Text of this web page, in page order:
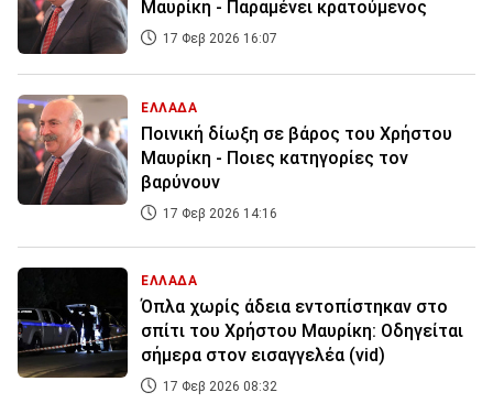
Μαυρίκη - Παραμένει κρατούμενος
17 Φεβ 2026 16:07
ΕΛΛΑΔΑ
Ποινική δίωξη σε βάρος του Χρήστου
Μαυρίκη - Ποιες κατηγορίες τον
βαρύνουν
17 Φεβ 2026 14:16
ΕΛΛΑΔΑ
Όπλα χωρίς άδεια εντοπίστηκαν στο
σπίτι του Χρήστου Μαυρίκη: Οδηγείται
σήμερα στον εισαγγελέα (vid)
17 Φεβ 2026 08:32